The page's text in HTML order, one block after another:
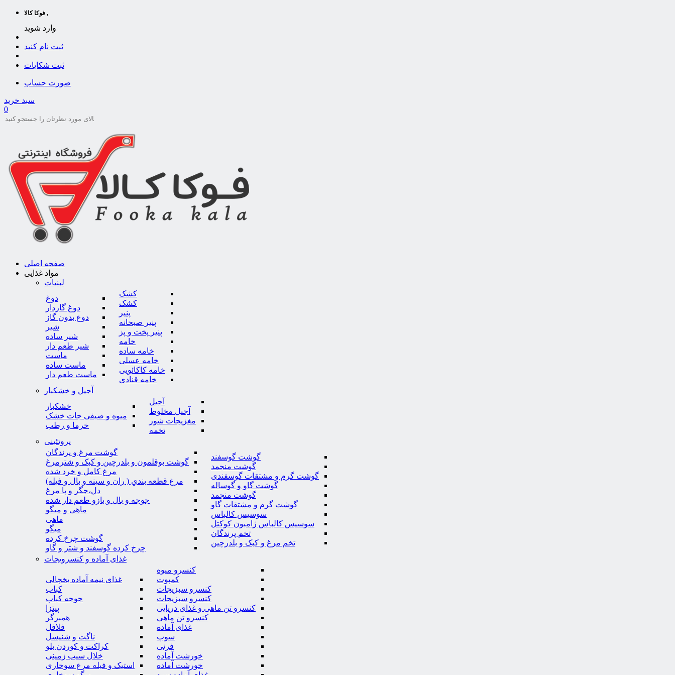
فوکا کالا ,
وارد شوید
ثبت نام کنید
ثبت شکایات
صورت حساب
سبد خرید
0
صفحه اصلی
مواد غذایی
لبنیات
کشک
کشک
پنیر
پنیر صبحانه
پنیر پخت و پز
خامه
خامه ساده
خامه عسلی
خامه کاکائویی
خامه قنادی
دوغ
دوغ گازدار
دوغ بدون گاز
شیر
شیر ساده
شیر طعم دار
ماست
ماست ساده
ماست طعم دار
آجیل و خشکبار
آجیل
آجیل مخلوط
مغزیجات شور
تخمه
خشکبار
میوه و صیفی جات خشک
خرما و رطب
پروتئینی
گوشت گوسفند
گوشت منجمد
گوشت گرم و مشتقات گوسفندی
گوشت گاو و گوساله
گوشت منجمد
گوشت گرم و مشتقات گاو
سوسیس کالباس
سوسیس کالباس ژامبون کوکتل
تخم پرندگان
تخم مرغ و کبک و بلدرچین
گوشت مرغ و پرندگان
گوشت بوقلمون و بلدرچین و کبک و شترمرغ
مرغ کامل و خرد شده
مرغ قطعه بندي ( ران و سينه و بال و فيله)
دل،جگر و پا مرغ
جوجه و بال و بازو طعم دار شده
ماهی و میگو
ماهی
میگو
گوشت چرخ کرده
چرخ کرده گوسفند و شتر و گاو
غذای آماده و کنسرویجات
کنسرو میوه
کمپوت
کنسرو سبزیجات
کنسرو سبزیجات
کنسرو تن ماهی و غذای دریایی
کنسرو تن ماهی
غذای آماده
سوپ
فرنی
خورشت آماده
خورشت آماده
غذای نیمه آماده یخچالی
کباب
جوجه کباب
پیتزا
همبرگر
فلافل
ناگت و شنیسل
کراکت و کوردن بلو
خلال سیب زمینی
استیک و فیله مرغ سوخاری